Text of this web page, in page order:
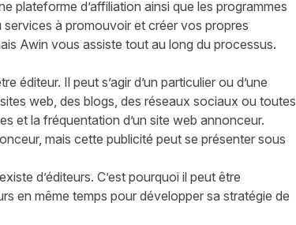
plateforme d’affiliation ainsi que les programmes
à promouvoir et créer vos propres
Awin vous assiste tout au long du processus.
éditeur. Il peut s’agir d’un particulier ou d’une
web, des blogs, des réseaux sociaux ou toutes
et la fréquentation d’un site web annonceur.
mais cette publicité peut se présenter sous
d’éditeurs. C’est pourquoi il peut être
en même temps pour développer sa stratégie de